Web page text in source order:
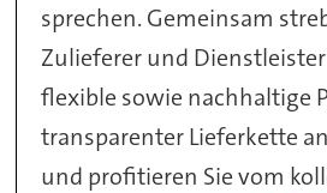
sprechen. Gemeinsam
Zulieferer und
flexible sowie nachhaltige
transparenter Lieferkette
und profitieren Sie vom